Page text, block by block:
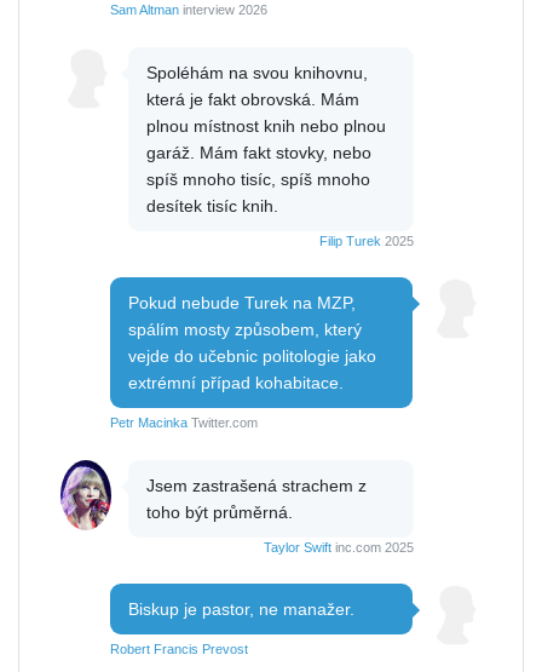
Sam Altman interview 2026
Spoléhám na svou knihovnu,
která je fakt obrovská. Mám
plnou místnost knih nebo plnou
garáž. Mám fakt stovky, nebo
spíš mnoho tisíc, spíš mnoho
desítek tisíc knih.
Filip Turek 2025
Pokud nebude Turek na MZP,
spálím mosty způsobem, který
vejde do učebnic politologie jako
extrémní případ kohabitace.
Petr Macinka Twitter.com
Jsem zastrašená strachem z
toho být průměrná.
Taylor Swift inc.com 2025
Biskup je pastor, ne manažer.
Robert Francis Prevost